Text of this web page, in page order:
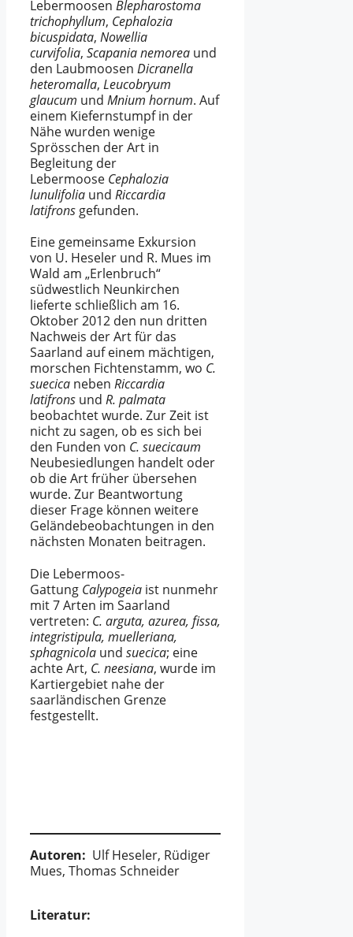
Lebermoosen Blepharostoma
trichophyllum, Cephalozia
bicuspidata, Nowellia
curvifolia, Scapania nemorea und
den Laubmoosen Dicranella
heteromalla, Leucobryum
glaucum und Mnium hornum. Auf
einem Kiefernstumpf in der
Nähe wurden wenige
Sprösschen der Art in
Begleitung der
Lebermoose Cephalozia
lunulifolia und Riccardia
latifrons gefunden.
Eine gemeinsame Exkursion
von U. Heseler und R. Mues im
Wald am „Erlenbruch“
südwestlich Neunkirchen
lieferte schließlich am 16.
Oktober 2012 den nun dritten
Nachweis der Art für das
Saarland auf einem mächtigen,
morschen Fichtenstamm, wo C.
suecica neben Riccardia
latifrons und R. palmata
beobachtet wurde. Zur Zeit ist
nicht zu sagen, ob es sich bei
den Funden von C. suecicaum
Neubesiedlungen handelt oder
ob die Art früher übersehen
wurde. Zur Beantwortung
dieser Frage können weitere
Geländebeobachtungen in den
nächsten Monaten beitragen.
Die Lebermoos-
Gattung Calypogeia ist nunmehr
mit 7 Arten im Saarland
vertreten: C. arguta, azurea, fissa,
integristipula, muelleriana,
sphagnicola und suecica; eine
achte Art, C. neesiana, wurde im
Kartiergebiet nahe der
saarländischen Grenze
festgestellt.
Autoren: Ulf Heseler, Rüdiger
Mues, Thomas Schneider
Literatur: